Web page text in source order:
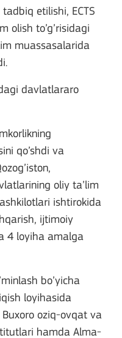
etilishi, ECTS
olish to’g’risidagi
muassasalarida
davlatlararo
qo’shdi va
oliy ta’lim
ishtirokida
ijtimoiy
4 loyiha amalga
bo’yicha
loyihasida
oziq-ovqat va
hamda Alma-